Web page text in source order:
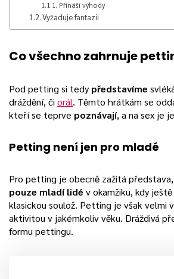
Přináší výhody
Vyžaduje fantazii
Co všechno zahrnuje
Pod petting si tedy představíme
dráždění, či orál. Těmto hrátkám se
kteří se teprve poznávají, a na sex je
Petting není jen pro mladé
Pro petting je obecně zažitá
pouze mladí lidé v okamžiku, kdy
klasickou soulož. Petting je však velmi
aktivitou v jakémkoliv věku. Dráždivá
formu pettingu.